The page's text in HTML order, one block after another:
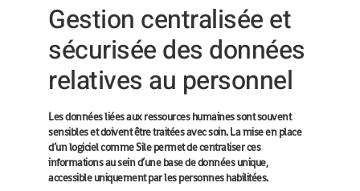
Gestion centralisée et
sécurisée des données
relatives au personnel
Les données liées aux ressources humaines sont souvent
sensibles et doivent être traitées avec soin. La mise en place
d’un logiciel comme Sile permet de centraliser ces
informations au sein d’une base de données unique,
accessible uniquement par les personnes habilitées.